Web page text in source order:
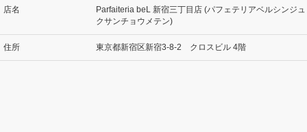
店名
Parfaiteria beL 新宿三丁目店 (パフェテリアベルシンジュ
クサンチョウメテン)
住所 東京都新宿区新宿3-8-2 クロスビル 4階